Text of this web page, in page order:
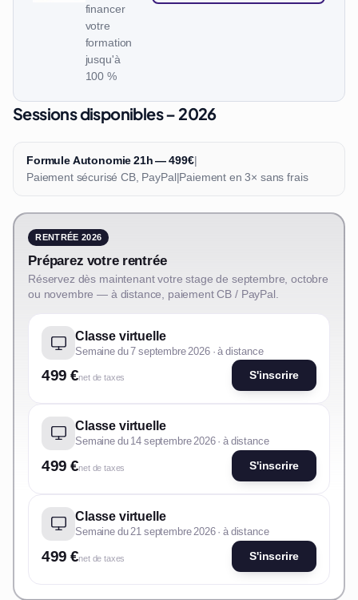
financer
votre
formation
jusqu'à
100 %
Sessions disponibles – 2026
Formule Autonomie 21h — 499€|
Paiement sécurisé CB, PayPal|Paiement en 3× sans frais
RENTRÉE 2026
Préparez votre rentrée
Réservez dès maintenant votre stage de septembre, octobre
ou novembre — à distance, paiement CB / PayPal.
Classe virtuelle
Semaine du 7 septembre 2026 · à distance
499 €net de taxes S'inscrire
Classe virtuelle
Semaine du 14 septembre 2026 · à distance
499 €net de taxes S'inscrire
Classe virtuelle
Semaine du 21 septembre 2026 · à distance
499 €net de taxes S'inscrire